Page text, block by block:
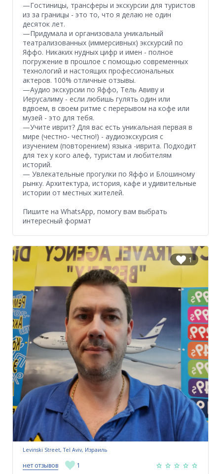
—Гостиницы, трансферы и экскурсии для туристов
из за границы - это то, что я делаю не один
десяток лет.
—Придумала и организовала уникальный
театрализованных (иммерсивных) экскурсий по
Яффо. Никаких нудных цифр и имен - полное
погружение в прошлое с помощью современных
технологий и настоящих профессиональных
актеров. 100% отличные отзывы.
—Аудио экскурсии по Яффо, Тель Авиву и
Иерусалиму - если любишь гулять один или
вдвоем, в своем ритме с перерывом на кофе или
музей - это для тебя.
—Учите иврит? Для вас есть уникальная первая в
мире (честно- честно!) - аудиоэкскурсия с
изучением (повторением) языка -иврита. Подходит
для тех у кого алеф, туристам и любителям
историй.
— Увлекательные прогулки по Яффо и Блошиному
рынку. Архитектура, история, кафе и удивительные
истории от местных жителей.
Пишите на WhatsApp, помогу вам выбрать
интересный формат
1
Levinski Street, Tel Aviv, Израиль
нет отзывов 1